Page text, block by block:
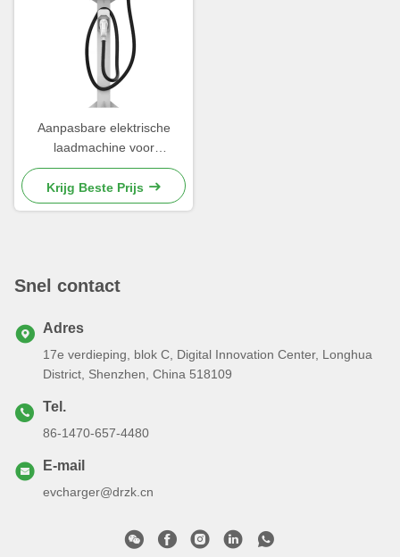
Aanpasbare elektrische
laadmachine voor
elektrische auto's
Stroomstroom 16A/32A
Werkvochtigheid Tot 95%
Krijg Beste Prijs
Snel contact
Adres
17e verdieping, blok C, Digital Innovation Center, Longhua
District, Shenzhen, China 518109
Tel.
86-1470-657-4480
E-mail
evcharger@drzk.cn